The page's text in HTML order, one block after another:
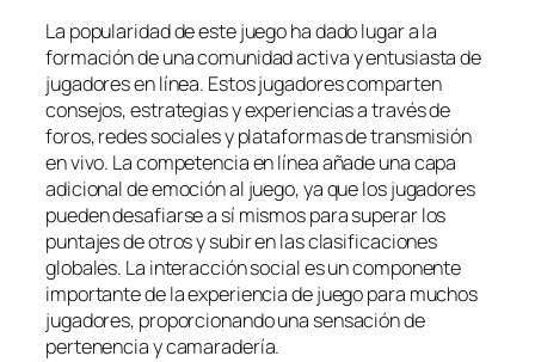
La popularidad de este juego ha dado lugar a la
formación de una comunidad activa y entusiasta de
jugadores en línea. Estos jugadores comparten
consejos, estrategias y experiencias a través de
foros, redes sociales y plataformas de transmisión
en vivo. La competencia en línea añade una capa
adicional de emoción al juego, ya que los jugadores
pueden desafiarse a sí mismos para superar los
puntajes de otros y subir en las clasificaciones
globales. La interacción social es un componente
importante de la experiencia de juego para muchos
jugadores, proporcionando una sensación de
pertenencia y camaradería.